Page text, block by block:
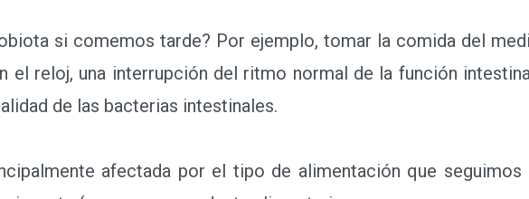
si comemos tarde? Por ejemplo, tomar la comida del
el reloj, una interrupción del ritmo normal de la función
de las bacterias intestinales.
afectada por el tipo de alimentación que seguimos